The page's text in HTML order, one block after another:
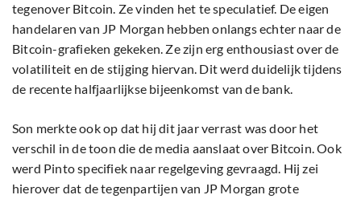
tegenover Bitcoin. Ze vinden het te speculatief. De eigen
handelaren van JP Morgan hebben onlangs echter naar de
Bitcoin-grafieken gekeken. Ze zijn erg enthousiast over de
volatiliteit en de stijging hiervan. Dit werd duidelijk tijdens
de recente halfjaarlijkse bijeenkomst van de bank.
Son merkte ook op dat hij dit jaar verrast was door het
verschil in de toon die de media aanslaat over Bitcoin. Ook
werd Pinto specifiek naar regelgeving gevraagd. Hij zei
hierover dat de tegenpartijen van JP Morgan grote